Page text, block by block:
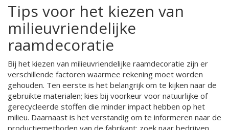
Tips voor het kiezen van
milieuvriendelijke
raamdecoratie
Bij het kiezen van milieuvriendelijke raamdecoratie zijn er
verschillende factoren waarmee rekening moet worden
gehouden. Ten eerste is het belangrijk om te kijken naar de
gebruikte materialen; kies bij voorkeur voor natuurlijke of
gerecycleerde stoffen die minder impact hebben op het
milieu. Daarnaast is het verstandig om te informeren naar de
productiemethoden van de fabrikant; zoek naar bedrijven